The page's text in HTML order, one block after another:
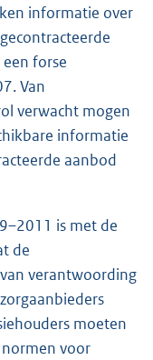
informatie over
forse
Van
verwacht mogen
informatie
aanbod
is met de
de
verantwoording
moeten
voor